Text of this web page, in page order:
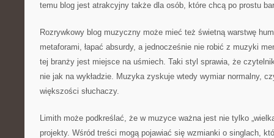
temu blog jest atrakcyjny także dla osób, które chcą po prostu
Rozrywkowy blog muzyczny może mieć też świetną warstwę
metaforami, łapać absurdy, a jednocześnie nie robić z muzyki
tej branży jest miejsce na uśmiech. Taki styl sprawia, że
nie jak na wykładzie. Muzyka zyskuje wtedy wymiar normalny,
większości słuchaczy.
Limith może podkreślać, że w muzyce ważna jest nie tylko
projekty. Wśród treści mogą pojawiać się wzmianki o singlach,